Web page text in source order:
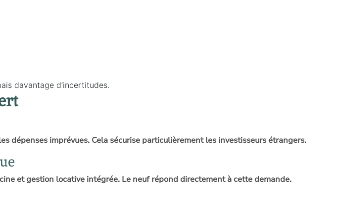
davantage d’incertitudes.
imprévues. Cela sécurise particulièrement les investisseurs étrangers.
et gestion locative intégrée. Le neuf répond directement à cette demande.